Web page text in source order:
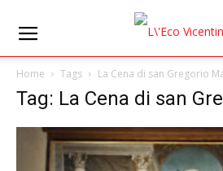
Home Tags La Cena di san Gregorio
Tag: La Cena di san